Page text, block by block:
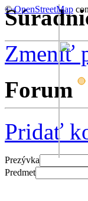
+−
©OpenStreetMap
Zmeniť
Forum
Pridať
Prezývka
Predmet